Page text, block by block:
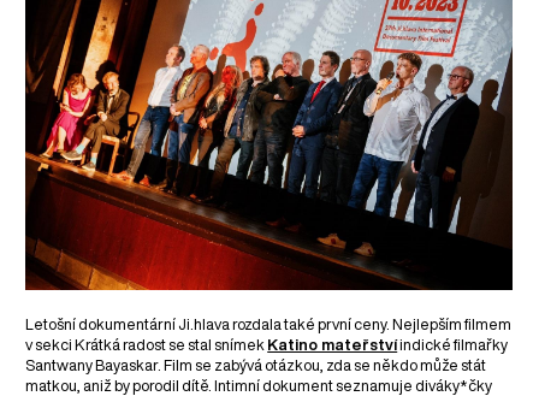
Letošní dokumentární Ji.hlava rozdala také první ceny. Nejlepším filmem
v sekci Krátká radost se stal snímek Katino mateřstvíindické filmařky
Santwany Bayaskar. Film se zabývá otázkou, zda se někdo může stát
matkou, aniž by porodil dítě. Intimní dokument seznamuje diváky*čky